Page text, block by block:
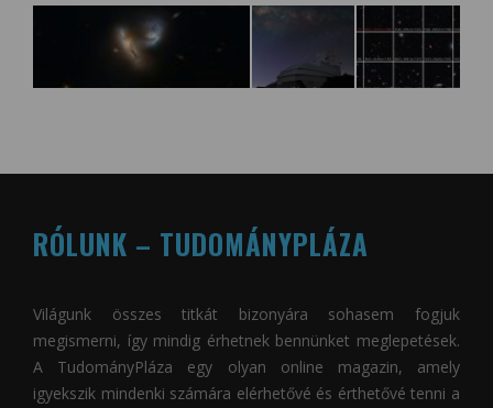
RÓLUNK – TUDOMÁNYPLÁZA
Világunk összes titkát bizonyára sohasem fogjuk
megismerni, így mindig érhetnek bennünket meglepetések.
A TudományPláza egy olyan online magazin, amely
igyekszik mindenki számára elérhetővé és érthetővé tenni a